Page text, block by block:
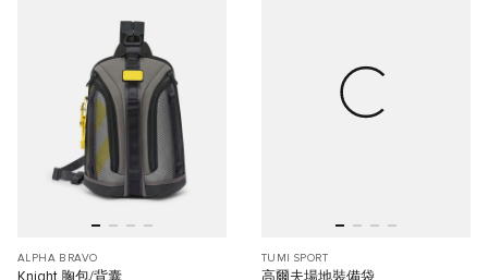
ALPHA BRAVO TUMI SPORT